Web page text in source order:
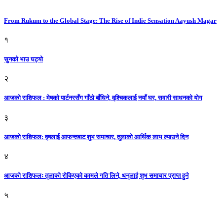
From Rukum to the Global Stage: The Rise of Indie Sensation Aayush Magar
१
सुनको भाउ घट्याे
२
आजको राशिफल : मेषको पार्टनरसँग गाँठो बाँधिने, वृश्चिकलाई नयाँ घर, सवारी साधनकाे याेग
३
आजकाे राशिफल: वृषलाई आफन्तबाट शुभ समाचार, तुलाकाे आर्थिक लाभ ल्याउने दिन
४
आजको राशिफलः तुलाकाे रोकिएको कामले गति लिने, धनुलाई शुभ समाचार प्राप्त हुने
५